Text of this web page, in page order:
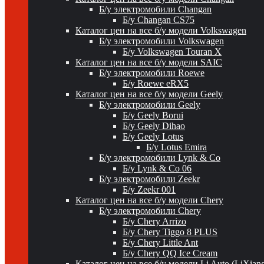
Б/у электромобили Changan
Б/у Changan CS75
Каталог цен на все б/у модели Volkswagen
Б/у электромобили Volkswagen
Б/у Volkswagen Touran X
Каталог цен на все б/у модели SAIC
Б/у электромобили Roewe
Б/у Roewe eRX5
Каталог цен на все б/у модели Geely
Б/у электромобили Geely
Б/у Geely Borui
Б/у Geely Dihao
Б/у Geely Lotus
Б/у Lotus Emira
Б/у электромобили Lynk & Co
Б/у Lynk & Co 06
Б/у электромобили Zeekr
Б/у Zeekr 001
Каталог цен на все б/у модели Chery
Б/у электромобили Chery
Б/у Chery Arrizo
Б/у Chery Tiggo 8 PLUS
Б/у Chery Little Ant
Б/у Chery QQ Ice Cream